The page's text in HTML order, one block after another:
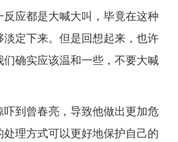
应都是大喊大叫，毕竟在这种
定下来。但是回想起来，也许
确实应该温和一些，不要大喊
到曾春亮，导致他做出更加危
理方式可以更好地保护自己的